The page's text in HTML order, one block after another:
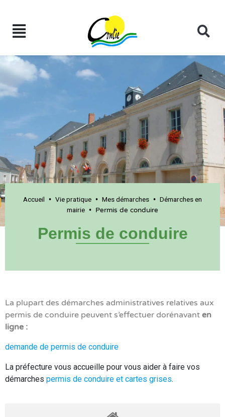
Accueil • Vie pratique • Mes démarches • Démarches en
mairie • Permis de conduire
Permis de conduire
La plupart des démarches administratives relatives aux
permis de conduire peuvent s’effectuer dorénavant en
ligne :
demande de permis de conduire
La préfecture vous accueille pour vous aider à faire vos
démarches permis de conduire et cartes grises.